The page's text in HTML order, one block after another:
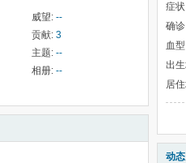
威望: --
贡献: 3
主题: --
相册: --
症状
确
血型
出
居
动态